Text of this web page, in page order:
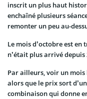
inscrit un plus haut
enchaîné plusieurs
remonter un peu au-
Le mois d’octobre est
n’était plus arrivé depuis
Par ailleurs, voir un
alors que le prix sort d’un
combinaison qui donne